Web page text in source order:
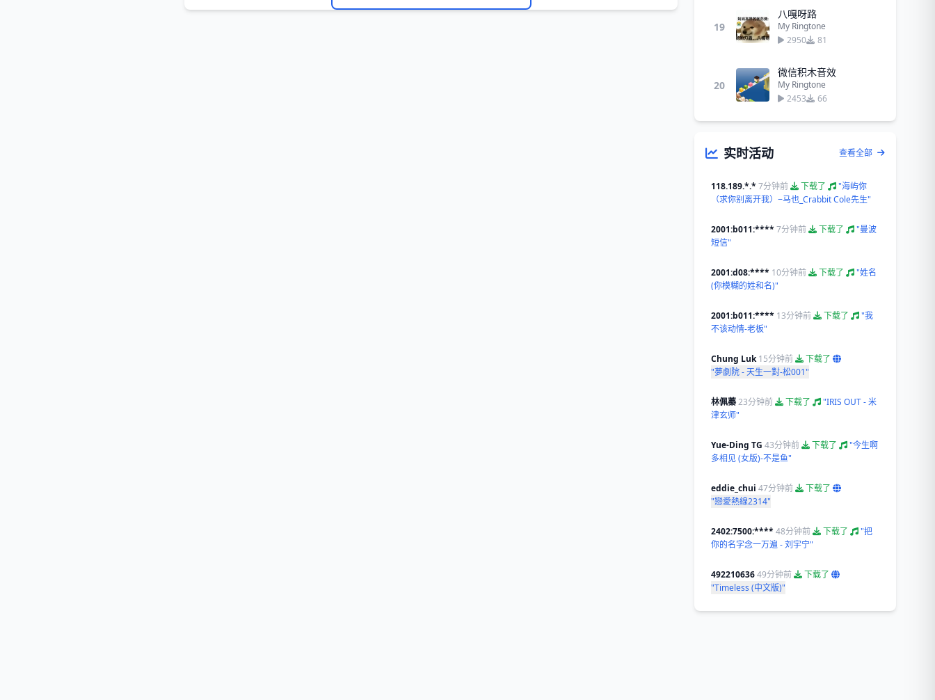
19
八嘎呀路
My Ringtone
2950
81
20
微信积木音效
My Ringtone
2453
66
实时活动 查看全部
118.189.*.* 7分钟前 下载了
"海屿你
（求你别离开我）−马也_Crabbit Cole先生"
2001:b011:**** 7分钟前 下载了
"曼波
短信"
2001:d08:**** 10分钟前 下载了
"姓名
(你模糊的姓和名)"
2001:b011:**** 13分钟前 下载了
"我
不该动情-老板"
Chung Luk 15分钟前
下载了
"夢劇院 - 天生一對-松001"
林佩蓁23分钟前 下载了
"IRIS OUT - 米
津玄师"
Yue-Ding TG 43分钟前 下载了
"今生啊
多相见 (女版)-不是鱼"
eddie_chui 47分钟前
下载了
"戀愛熱線2314"
2402:7500:**** 48分钟前 下载了
"把
你的名字念一万遍 - 刘宇宁"
49221063649分钟前
下载了
"Timeless (中文版)"